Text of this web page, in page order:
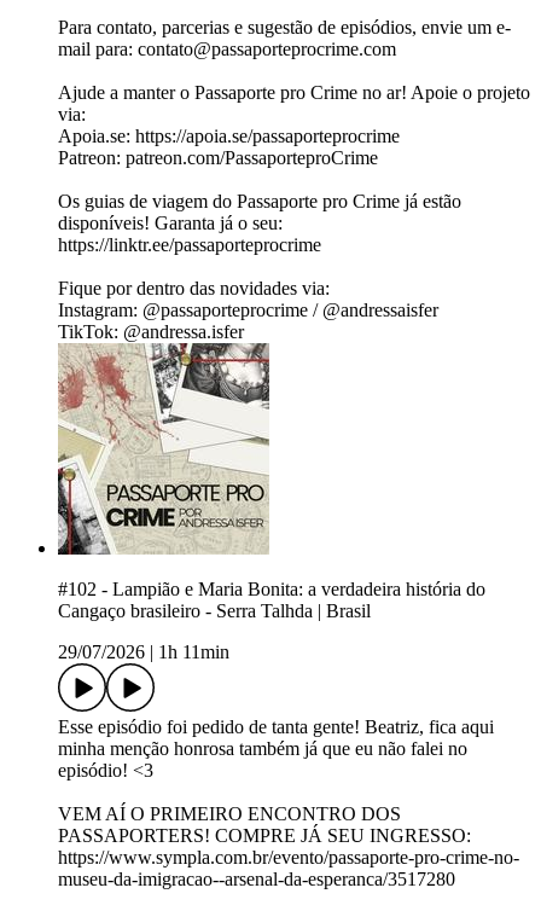
Para contato, parcerias e sugestão de episódios, envie um e-
mail para: ⁠contato@passaporteprocrime.com
Ajude a manter o Passaporte pro Crime no ar! Apoie o projeto
via:
Apoia.se⁠: ⁠https://apoia.se/passaporteprocrime⁠
Patreon: ⁠patreon.com/PassaporteproCrime⁠
Os guias de viagem do Passaporte pro Crime já estão
disponíveis! Garanta já o seu:
https://linktr.ee/passaporteprocrime
Fique por dentro das novidades via:
Instagram: @passaporteprocrime / @andressaisfer
TikTok: @andressa.isfer
#102 - Lampião e Maria Bonita: a verdadeira história do
Cangaço brasileiro - Serra Talhda | Brasil
29/07/2026
1h 11min
Esse episódio foi pedido de tanta gente! Beatriz, fica aqui
minha menção honrosa também já que eu não falei no
episódio! <3
VEM AÍ O PRIMEIRO ENCONTRO DOS
PASSAPORTERS! COMPRE JÁ SEU INGRESSO:
https://www.sympla.com.br/evento/passaporte-pro-crime-no-
museu-da-imigracao--arsenal-da-esperanca/3517280